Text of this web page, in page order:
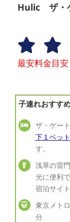
Hulic ザ・
最安料金目
子連れおすす
ザ・ゲー
下１ベッ
す。
浅草の雷
光に便利で
宿泊サイ
東京メト
分